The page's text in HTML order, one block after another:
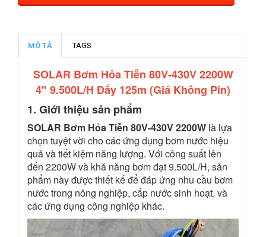
MÔ TẢ TAGS
SOLAR Bơm Hỏa Tiễn 80V-430V 2200W
4" 9.500L/H Đẩy 125m (Giá Không Pin)
1. Giới thiệu sản phẩm
SOLAR Bơm Hỏa Tiễn 80V-430V 2200W là lựa
chọn tuyệt vời cho các ứng dụng bơm nước hiệu
quả và tiết kiệm năng lượng. Với công suất lên
đến 2200W và khả năng bơm đạt 9.500L/H, sản
phẩm này được thiết kế để đáp ứng nhu cầu bơm
nước trong nông nghiệp, cấp nước sinh hoạt, và
các ứng dụng công nghiệp khác.